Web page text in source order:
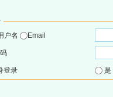
户名
Email
登录